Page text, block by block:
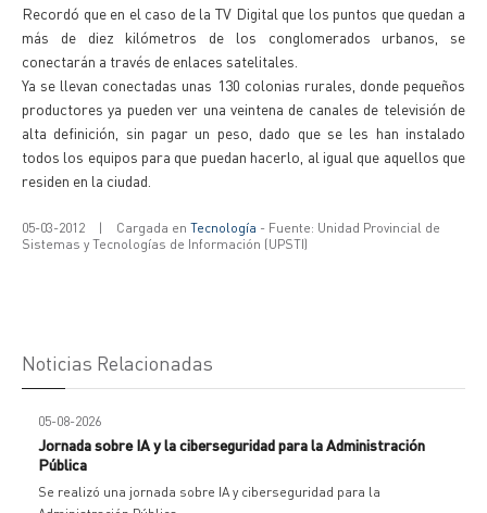
Recordó que en el caso de la TV Digital que los puntos que quedan a
más de diez kilómetros de los conglomerados urbanos, se
conectarán a través de enlaces satelitales.
Ya se llevan conectadas unas 130 colonias rurales, donde pequeños
productores ya pueden ver una veintena de canales de televisión de
alta definición, sin pagar un peso, dado que se les han instalado
todos los equipos para que puedan hacerlo, al igual que aquellos que
residen en la ciudad.
05-03-2012 | Cargada en Tecnología - Fuente: Unidad Provincial de
Sistemas y Tecnologías de Información (UPSTI)
Noticias Relacionadas
05-08-2026
Jornada sobre IA y la ciberseguridad para la Administración
Pública
Se realizó una jornada sobre IA y ciberseguridad para la